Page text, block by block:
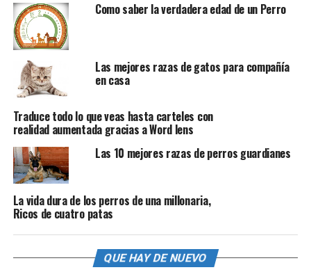
Como saber la verdadera edad de un Perro
Las mejores razas de gatos para compañía
en casa
Traduce todo lo que veas hasta carteles con
realidad aumentada gracias a Word lens
Las 10 mejores razas de perros guardianes
La vida dura de los perros de una millonaria,
Ricos de cuatro patas
QUE HAY DE NUEVO